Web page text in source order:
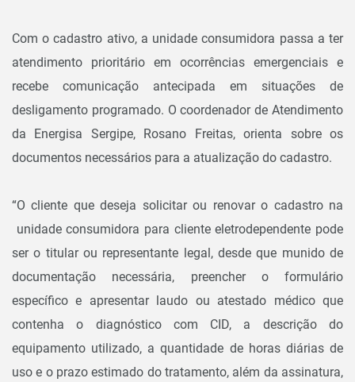
Com o cadastro ativo, a unidade consumidora passa a ter
atendimento prioritário em ocorrências emergenciais e
recebe comunicação antecipada em situações de
desligamento programado. O coordenador de Atendimento
da Energisa Sergipe, Rosano Freitas, orienta sobre os
documentos necessários para a atualização do cadastro.
“O cliente que deseja solicitar ou renovar o cadastro na
unidade consumidora para cliente eletrodependente pode
ser o titular ou representante legal, desde que munido de
documentação necessária, preencher o formulário
específico e apresentar laudo ou atestado médico que
contenha o diagnóstico com CID, a descrição do
equipamento utilizado, a quantidade de horas diárias de
uso e o prazo estimado do tratamento, além da assinatura,